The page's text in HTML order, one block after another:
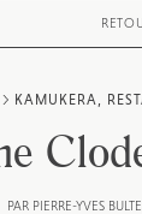
KAMUKERA,
PAR PIERRE-YVES